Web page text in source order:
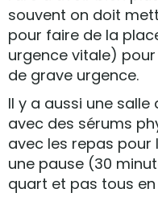
souvent on doit
pour faire de la
urgence vitale)
de grave urgence.
Il y a aussi une
avec des sérums
avec les repas
une pause (30
quart et pas tous